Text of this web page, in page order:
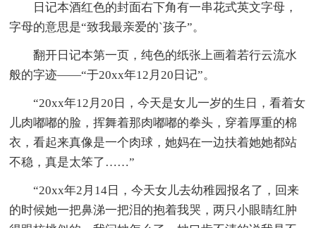
日记本酒红色的封面右下角有一串花式英文字母，
字母的意思是“致我最亲爱的`孩子”。
翻开日记本第一页，纯色的纸张上画着若行云流水
般的字迹——“于20xx年12月20日记”。
“20xx年12月20日，今天是女儿一岁的生日，看着女
儿肉嘟嘟的脸，挥舞着那肉嘟嘟的拳头，穿着厚重的棉
衣，看起来真像是一个肉球，她妈在一边扶着她她都站
不稳，真是太笨了……”
“20xx年2月14日，今天女儿去幼稚园报名了，回来
的时候她一把鼻涕一把泪的抱着我哭，两只小眼睛红肿